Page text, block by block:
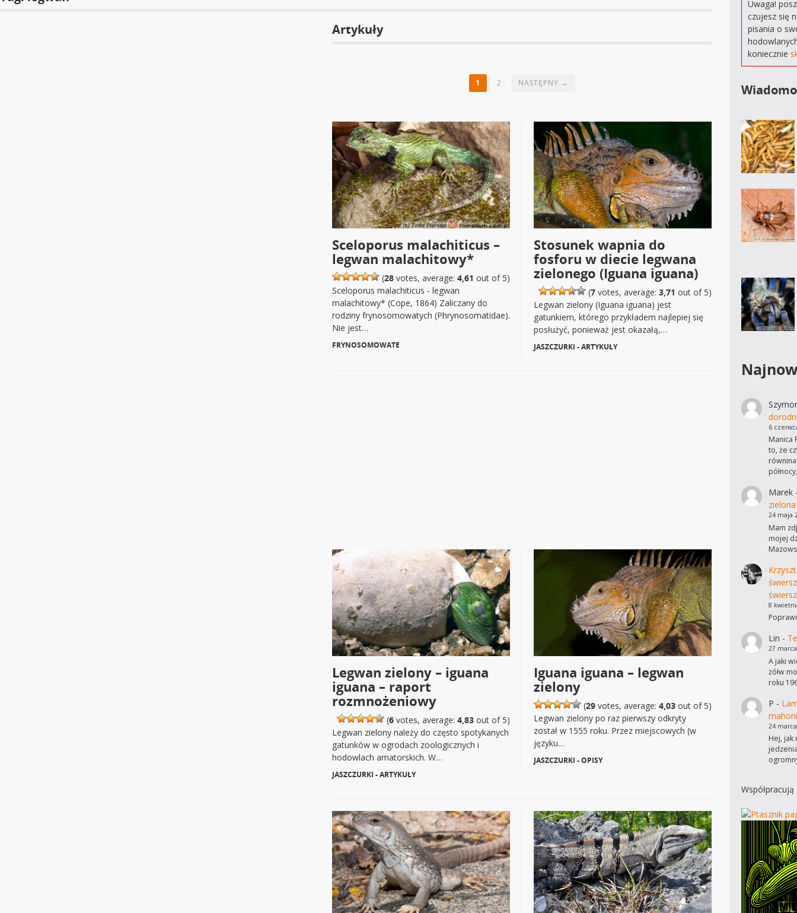
Artykuły
1 2 NASTĘPNY →
Sceloporus malachiticus –
legwan malachitowy*
(28 votes, average: 4,61 out of 5)
Sceloporus malachiticus - legwan
malachitowy* (Cope, 1864) Zaliczany do
rodziny frynosomowatych (Phrynosomatidae).
Nie jest…
FRYNOSOMOWATE
Stosunek wapnia do
fosforu w diecie legwana
zielonego (Iguana iguana)
(7 votes, average: 3,71 out of 5)
Legwan zielony (Iguana iguana) jest
gatunkiem, którego przykładem najlepiej się
posłużyć, ponieważ jest okazałą,…
JASZCZURKI - ARTYKUŁY
Legwan zielony – iguana
iguana – raport
rozmnożeniowy
(6 votes, average: 4,83 out of 5)
Legwan zielony należy do często spotykanych
gatunków w ogrodach zoologicznych i
hodowlach amatorskich. W…
JASZCZURKI - ARTYKUŁY
Iguana iguana – legwan
zielony
(29 votes, average: 4,03 out of 5)
Legwan zielony po raz pierwszy odkryty
został w 1555 roku. Przez miejscowych (w
języku…
JASZCZURKI - OPISY
Uwaga!
czujesz się
pisania o
koniecznie
6
Manica
to, że
Marek
zielona
24 maja
Mam
mojej
8
Lin -
27
A jaki
żółw
roku
P -
24
Hej, jak